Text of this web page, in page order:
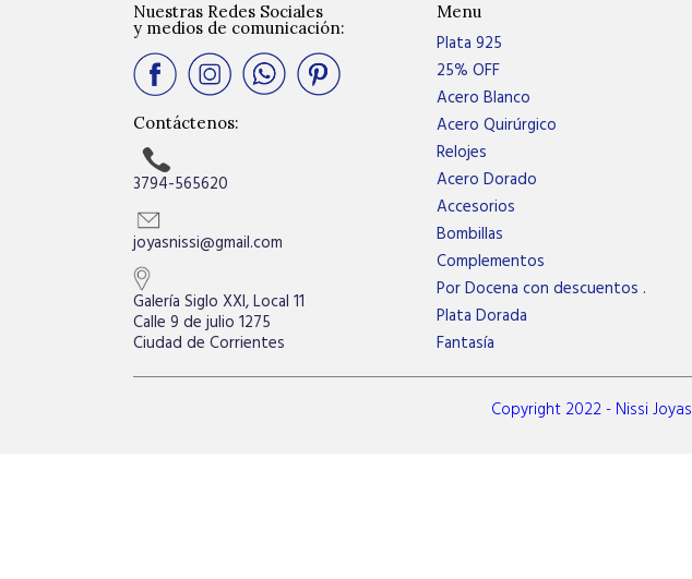
Nuestras Redes Sociales
y medios de comunicación:
Contáctenos:
3794-565620
joyasnissi@gmail.com
Galería Siglo XXI, Local 11
Calle 9 de julio 1275
Ciudad de Corrientes
Menu
Plata 925
25% OFF
Acero Blanco
Acero Quirúrgico
Relojes
Acero Dorado
Accesorios
Bombillas
Complementos
Por Docena con descuentos .
Plata Dorada
Fantasía
Copyright 2022 - Nissi Joyas